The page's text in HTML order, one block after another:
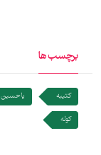
برچسب ها
کتیبه یا حسین
کوله